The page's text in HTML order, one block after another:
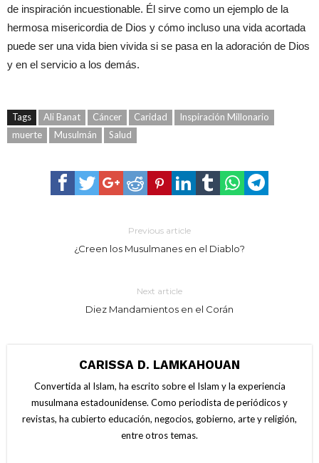
de inspiración incuestionable. Él sirve como un ejemplo de la
hermosa misericordia de Dios y cómo incluso una vida acortada
puede ser una vida bien vivida si se pasa en la adoración de Dios
y en el servicio a los demás.
Tags Ali Banat Cáncer Caridad
Inspiración Millonario
muerte
Musulmán Salud
Previous article
¿Creen los Musulmanes en el Diablo?
Next article
Diez Mandamientos en el Corán
CARISSA D. LAMKAHOUAN
Convertida al Islam, ha escrito sobre el Islam y la experiencia
musulmana estadounidense. Como periodista de periódicos y
revistas, ha cubierto educación, negocios, gobierno, arte y religión,
entre otros temas.